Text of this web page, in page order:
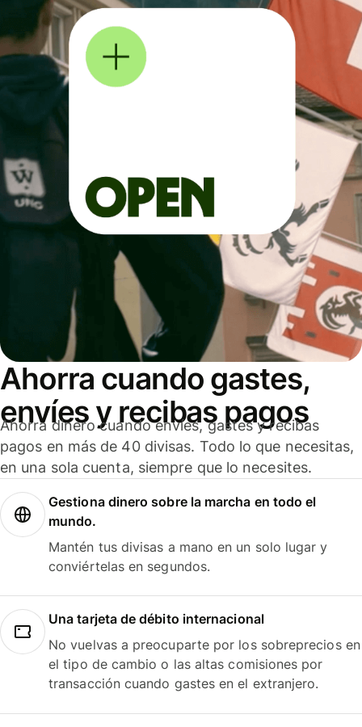
Ahorra cuando gastes,
envíes y recibas pagos
Ahorra dinero cuando envíes, gastes y recibas
pagos en más de 40 divisas. Todo lo que necesitas,
en una sola cuenta, siempre que lo necesites.
Gestiona dinero sobre la marcha en todo el
mundo.
Mantén tus divisas a mano en un solo lugar y
conviértelas en segundos.
Una tarjeta de débito internacional
No vuelvas a preocuparte por los sobreprecios en
el tipo de cambio o las altas comisiones por
transacción cuando gastes en el extranjero.